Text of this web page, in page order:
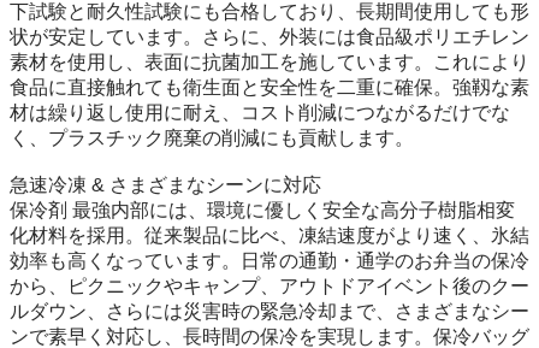
下試験と耐久性試験にも合格しており、長期間使用しても形
状が安定しています。さらに、外装には食品級ポリエチレン
素材を使用し、表面に抗菌加工を施しています。これにより
食品に直接触れても衛生面と安全性を二重に確保。強靱な素
材は繰り返し使用に耐え、コスト削減につながるだけでな
く、プラスチック廃棄の削減にも貢献します。
急速冷凍 & さまざまなシーンに対応
保冷剤 最強内部には、環境に優しく安全な高分子樹脂相変
化材料を採用。従来製品に比べ、凍結速度がより速く、氷結
効率も高くなっています。日常の通勤・通学のお弁当の保冷
から、ピクニックやキャンプ、アウトドアイベント後のクー
ルダウン、さらには災害時の緊急冷却まで、さまざまなシー
ンで素早く対応し、長時間の保冷を実現します。保冷バッグ